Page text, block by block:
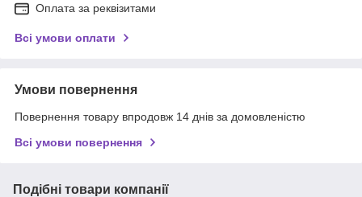
Оплата за реквізитами
Всі умови оплати
Умови повернення
Повернення товару впродовж 14 днів за домовленістю
Всі умови повернення
Подібні товари компанії